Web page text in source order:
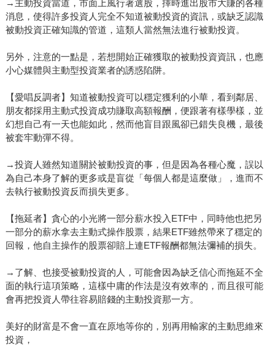
→主動投資當道，市面上風行著選股，擇時進出股市大賺的各種
消息，使得許多投資人完全不知道被動投資的資訊，或缺乏認識
被動投資正確知識的管道，這類人當然無法進行被動投資。
另外，注意的一點是，若想開始正確獲取的被動投資資訊，也應
小心媒體與主動型投資業者的誘惑陷阱。
【愛唱反調者】知道被動投資可以穩定獲利的小華，看到鄰居、
朋友都採用主動式投資成功賺取高額報酬，便跟著有樣學樣，並
幻想自己有一天也能如此，然而他盲目跟風卻已錯失良機，最後
被套牢動彈不得。
→投資人雖然知道關於被動投資的事，但是因為各種心魔，誤以
為自己本身了解的更多或是盲從「每個人都是這麼做」，進而不
去執行被動投資反而損失更多。
【拖延者】貪心的小光將一部分薪水投入ETF中，同時他也把另
一部分的薪水拿去主動式操作股票，結果ETF雖然帶來了穩定的
回報，他自主操作的股票卻賠上連ETF報酬都無法彌補的損失。
→了解、也接受被動投資的人，可能會因為缺乏信心而拖延不全
面的執行這項策略，這樣中庸的作法是沒有效率的，而且很可能
會再把投資人帶往容易賠錢的主動投資那一方。
美好的財富是不會一直在原地等你的，別再用輸家的主動思維來
投資，